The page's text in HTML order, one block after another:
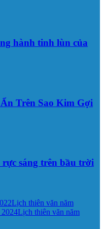
hành tinh lùn của
Trên Sao Kim Gợi
sáng trên bầu trời
Lịch thiên văn năm
Lịch thiên văn năm